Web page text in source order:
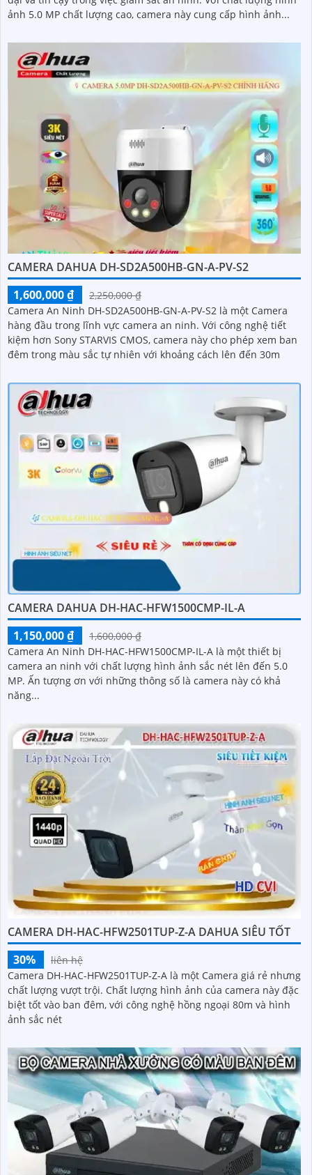
ảnh 5.0 MP chất lượng cao, camera này cung cấp hình ảnh...
CAMERA DAHUA DH-SD2A500HB-GN-A-PV-S2
1,600,000 ₫
2,250,000 ₫
Camera An Ninh DH-SD2A500HB-GN-A-PV-S2 là một Camera
hàng đầu trong lĩnh vực camera an ninh. Với công nghệ tiết
kiệm hơn Sony STARVIS CMOS, camera này cho phép xem ban
đêm trong màu sắc tự nhiên với khoảng cách lên đến 30m
CAMERA DAHUA DH-HAC-HFW1500CMP-IL-A
1,150,000 ₫
1,600,000 ₫
Camera An Ninh DH-HAC-HFW1500CMP-IL-A là một thiết bị
camera an ninh với chất lượng hình ảnh sắc nét lên đến 5.0
MP. Ấn tượng ơn với những thông số là camera này có khả
năng...
CAMERA DH-HAC-HFW2501TUP-Z-A DAHUA SIÊU TỐT
30%
liên hệ
Camera DH-HAC-HFW2501TUP-Z-A là một Camera giá rẻ nhưng
chất lượng vượt trội. Chất lượng hình ảnh của camera này đặc
biệt tốt vào ban đêm, với công nghệ hồng ngoại 80m và hình
ảnh sắc nét